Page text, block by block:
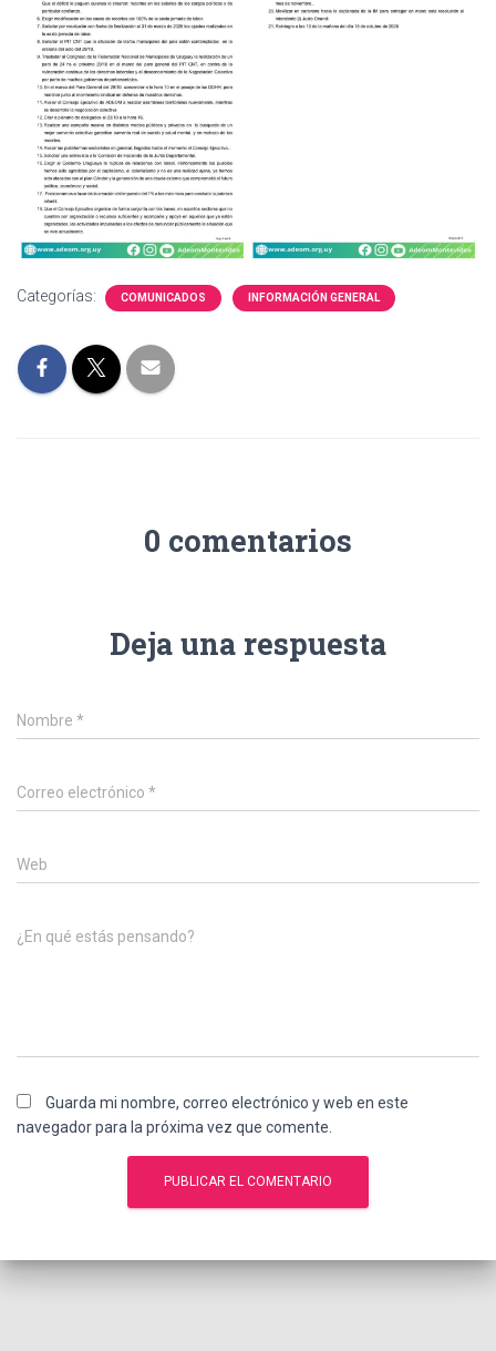
Categorías: COMUNICADOS INFORMACIÓN GENERAL
0 comentarios
Deja una respuesta
Nombre *
Correo electrónico *
Web
¿En qué estás pensando?
Guarda mi nombre, correo electrónico y web en este
navegador para la próxima vez que comente.